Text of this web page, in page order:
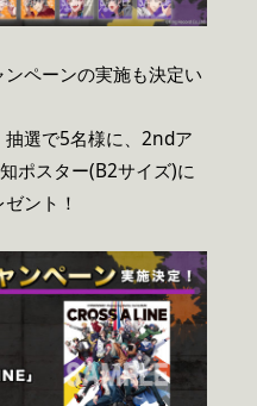
ペーンの実施も決定い
抽選で5名様に、2ndア
ポスター(B2サイズ)に
ント！